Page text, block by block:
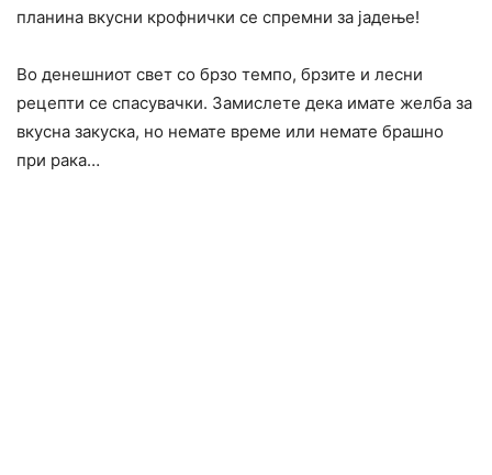
планина вкусни крофнички се спремни за јадење!
Во денешниот свет со брзо темпо, брзите и лесни
рецепти се спасувачки. Замислете дека имате желба за
вкусна закуска, но немате време или немате брашно
при рака…